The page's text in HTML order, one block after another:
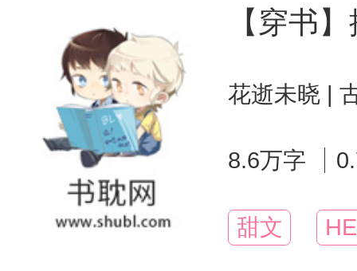
【穿书
花逝未晓 |
8.6万字
甜文 HE